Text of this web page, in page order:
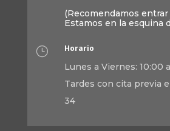
(Recomendamos entrar
Estamos en la esquina
} Horario
Lunes a Viernes: 10:00
Tardes con cita previa
34